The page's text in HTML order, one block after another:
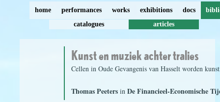
home performances works exhibitions docs
catalogues
articles
Kunst en muziek achter tralies
Cellen in Oude Gevangenis van Hasselt worden
Thomas Peeters in De Financieel-Economische